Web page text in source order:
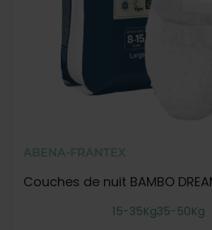
ABENA-FRANTEX
Couches de nuit BAMBO
15-35Kg35-50Kg